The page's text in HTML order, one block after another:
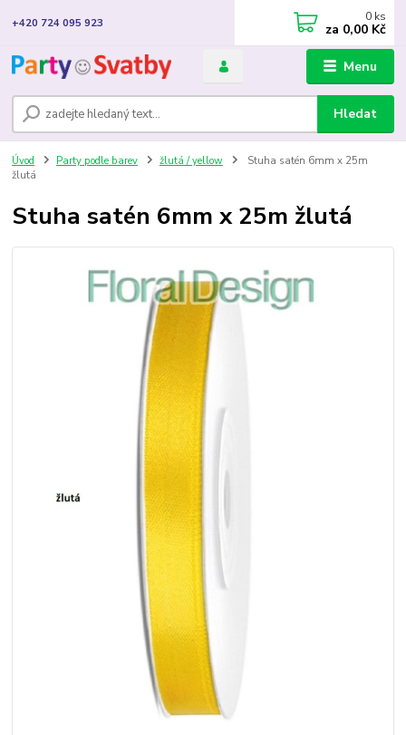
Menu
Hledat
+420 724 095 923 0 ks
za 0,00 Kč
Úvod Party podle barev žlutá / yellow
Stuha satén 6mm x 25m
žlutá
Stuha satén 6mm x 25m žlutá